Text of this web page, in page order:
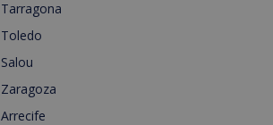
Tarragona
Toledo
Salou
Zaragoza
Arrecife